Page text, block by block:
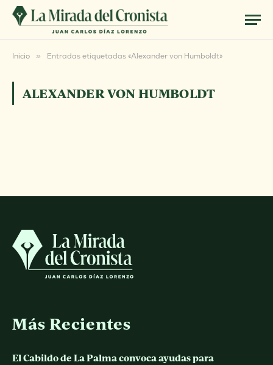
Inicio » Entradas etiquetadas «Alexander von Humboldt»
ALEXANDER VON HUMBOLDT
Más Recientes
El Cabildo de La Palma convoca ayudas para